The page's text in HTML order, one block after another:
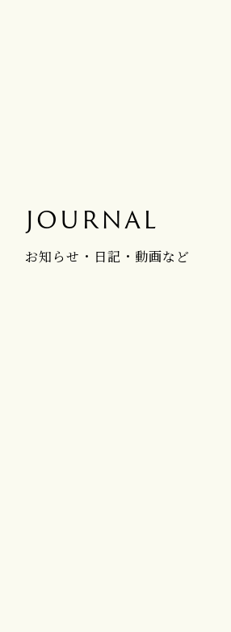
JOURNAL
お知らせ・日記・動画など